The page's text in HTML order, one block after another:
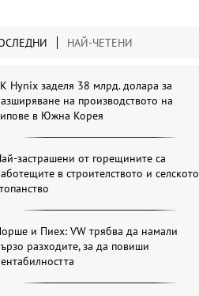
НАЙ-ЧЕТЕНИ
Hynix заделя 38 млрд. долара за
на производството на
в Южна Корея
застрашени от горещините са
в строителството и селското
и Пиех: VW трябва да намали
разходите, за да повиши